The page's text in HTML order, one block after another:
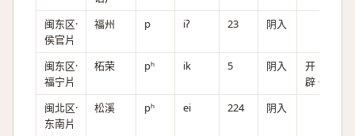
闽东区·
侯官片
福州 p iʔ 23 阴入
闽东区·
福宁片
柘荣 pʰ ik 5 阴入
开
辟。
闽北区·
东南片
松溪 pʰ ei 224 阴入